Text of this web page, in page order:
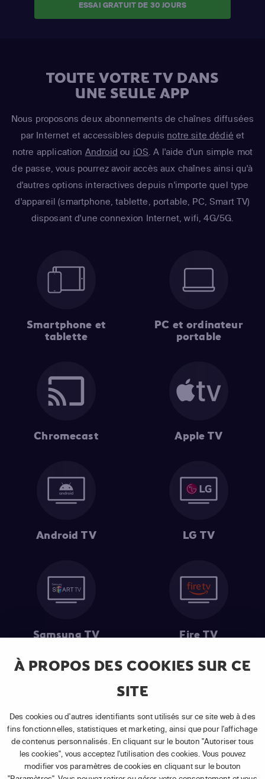
À PROPOS DES COOKIES SUR CE
SITE
Des cookies ou d'autres identifiants sont utilisés sur ce site web à des
fins fonctionnelles, statistiques et marketing, ainsi que pour l'affichage
de contenus personnalisés. En cliquant sur le bouton "Autoriser tous
les cookies", vous acceptez l'utilisation des cookies. Vous pouvez
modifier vos paramètres de cookies en cliquant sur le bouton
ESSAI GRATUIT DE 30 JOURS
TOUTE VOTRE TV DANS
UNE SEULE APP
Nous proposons deux abonnements de chaînes diffusées
par Internet et accessibles depuis notre site dédié et
notre application Android ou iOS . A l'aide d'un simple mot
de passe, vous pourrez avoir accès aux chaînes ainsi qu'à
d'autres options interactives depuis n'importe quel type
d'appareil (smartphone, tablette, portable, PC, Smart TV)
disposant d'une connexion Internet, wifi, 4G/5G.
Smartphone et
tablette
PC et ordinateur
portable
Chromecast Apple TV
Android TV LG TV
Samsung TV Fire TV
souscription à un abonnement APP TV Basic.
(2) Prix de l'abonnement : TVA comprise, hors promotion, hors frais
uniques d'activation, hors frais de matériel et hors frais d'installation.
(3) Restart & Replay:Voir toutes les chaînes disposant de cette
fonctionnalité.